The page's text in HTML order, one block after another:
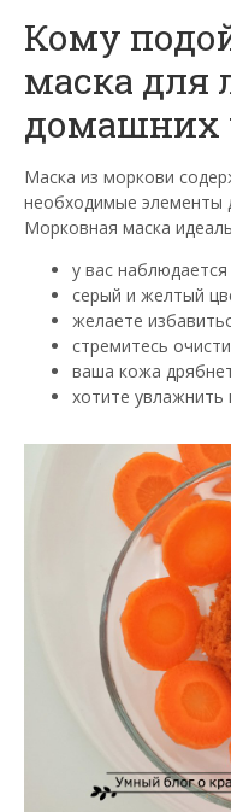
Кому
маска для
домашних
Маска из моркови
необходимые элементы
Морковная маска
у вас
серый и желтый
желаете
стремитесь
ваша кожа
хотите увлажнить